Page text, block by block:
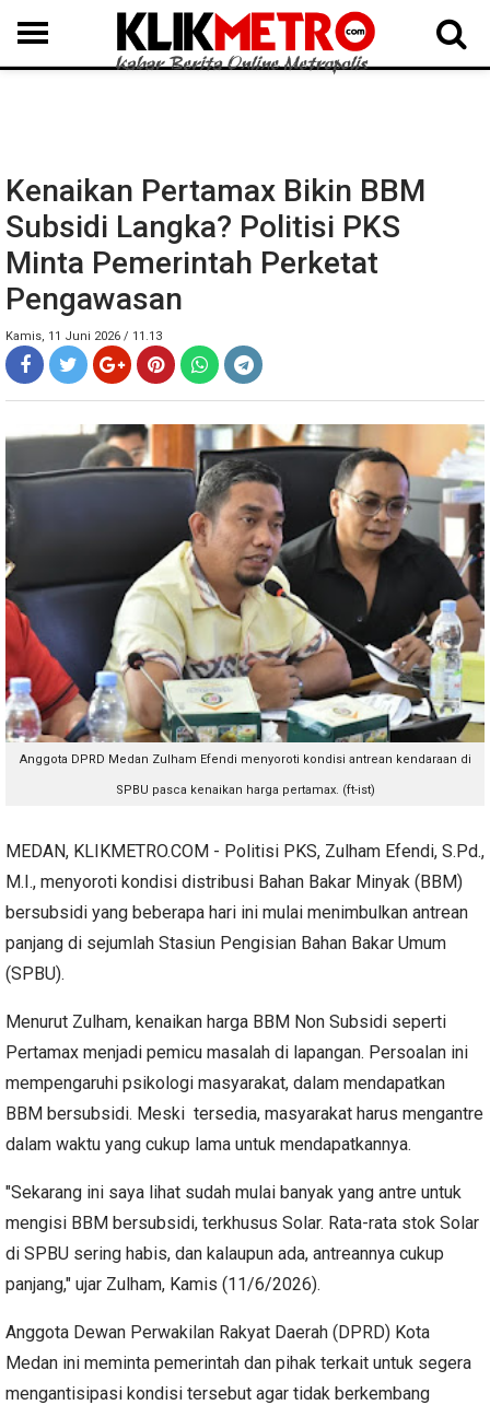
MEDAN LANGKAT DAIRI SAMOSIR TAPUT BATUBARA DELISERDANG
Kenaikan Pertamax Bikin BBM
Subsidi Langka? Politisi PKS
Minta Pemerintah Perketat
Pengawasan
Kamis, 11 Juni 2026 / 11.13
Anggota DPRD Medan Zulham Efendi menyoroti kondisi antrean kendaraan di
SPBU pasca kenaikan harga pertamax. (ft-ist)
MEDAN, KLIKMETRO.COM - Politisi PKS, Zulham Efendi, S.Pd.,
M.I., menyoroti kondisi distribusi Bahan Bakar Minyak (BBM)
bersubsidi yang beberapa hari ini mulai menimbulkan antrean
panjang di sejumlah Stasiun Pengisian Bahan Bakar Umum
(SPBU).
Menurut Zulham, kenaikan harga BBM Non Subsidi seperti
Pertamax menjadi pemicu masalah di lapangan. Persoalan ini
mempengaruhi psikologi masyarakat, dalam mendapatkan
BBM bersubsidi. Meski tersedia, masyarakat harus mengantre
dalam waktu yang cukup lama untuk mendapatkannya.
"Sekarang ini saya lihat sudah mulai banyak yang antre untuk
mengisi BBM bersubsidi, terkhusus Solar. Rata-rata stok Solar
di SPBU sering habis, dan kalaupun ada, antreannya cukup
panjang," ujar Zulham, Kamis (11/6/2026).
Anggota Dewan Perwakilan Rakyat Daerah (DPRD) Kota
Medan ini meminta pemerintah dan pihak terkait untuk segera
mengantisipasi kondisi tersebut agar tidak berkembang